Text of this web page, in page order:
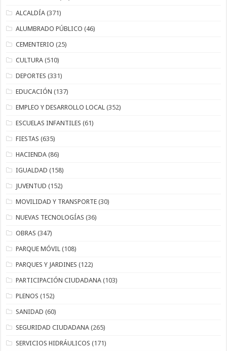
ALCALDÍA (371)
ALUMBRADO PÚBLICO (46)
CEMENTERIO (25)
CULTURA (510)
DEPORTES (331)
EDUCACIÓN (137)
EMPLEO Y DESARROLLO LOCAL (352)
ESCUELAS INFANTILES (61)
FIESTAS (635)
HACIENDA (86)
IGUALDAD (158)
JUVENTUD (152)
MOVILIDAD Y TRANSPORTE (30)
NUEVAS TECNOLOGÍAS (36)
OBRAS (347)
PARQUE MÓVIL (108)
PARQUES Y JARDINES (122)
PARTICIPACIÓN CIUDADANA (103)
PLENOS (152)
SANIDAD (60)
SEGURIDAD CIUDADANA (265)
SERVICIOS HIDRÁULICOS (171)